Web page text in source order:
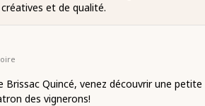
et de qualité.
Quincé, venez découvrir une petite
des vignerons!